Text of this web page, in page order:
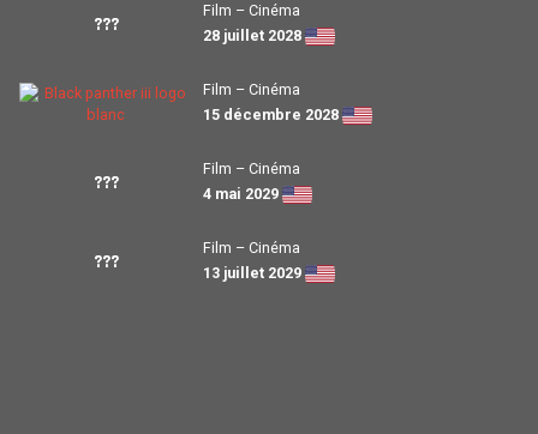
???
Film – Cinéma
28 juillet 2028
Film – Cinéma
15 décembre 2028
???
Film – Cinéma
4 mai 2029
???
Film – Cinéma
13 juillet 2029